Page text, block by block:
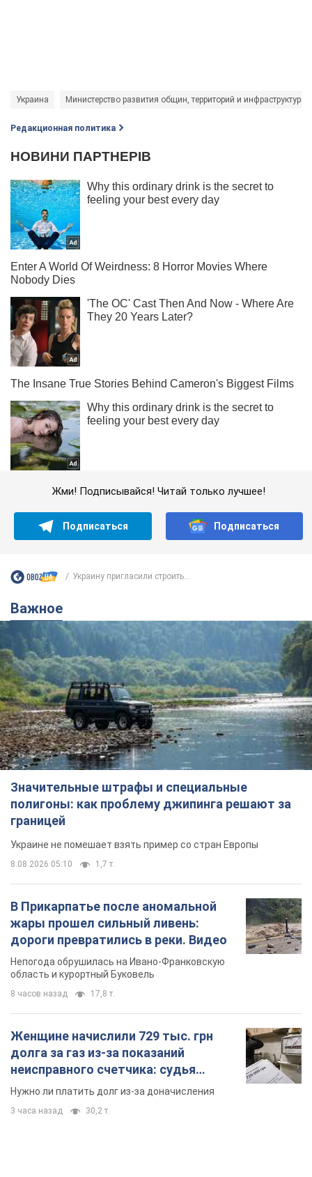
Украина Министерство развития общин, территорий и инфраструктуры
Редакционная политика
Жми! Подписывайся! Читай только лучшее!
Подписаться Подписаться
Украину пригласили строить...
Важное
Значительные штрафы и специальные
полигоны: как проблему джипинга решают за
границей
Украине не помешает взять пример со стран Европы
8.08.2026 05:10 1,7 т.
В Прикарпатье после аномальной
жары прошел сильный ливень:
дороги превратились в реки. Видео
Непогода обрушилась на Ивано-Франковскую
область и курортный Буковель
8 часов назад 17,8 т.
Женщине начислили 729 тыс. грн
долга за газ из-за показаний
неисправного счетчика: судья
вынес неожиданное решение
Нужно ли платить долг из-за доначисления
3 часа назад 30,2 т.